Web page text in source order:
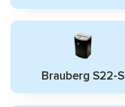
Brauberg S22-S